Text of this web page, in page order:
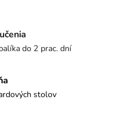
do 2 prac. dní
stolov